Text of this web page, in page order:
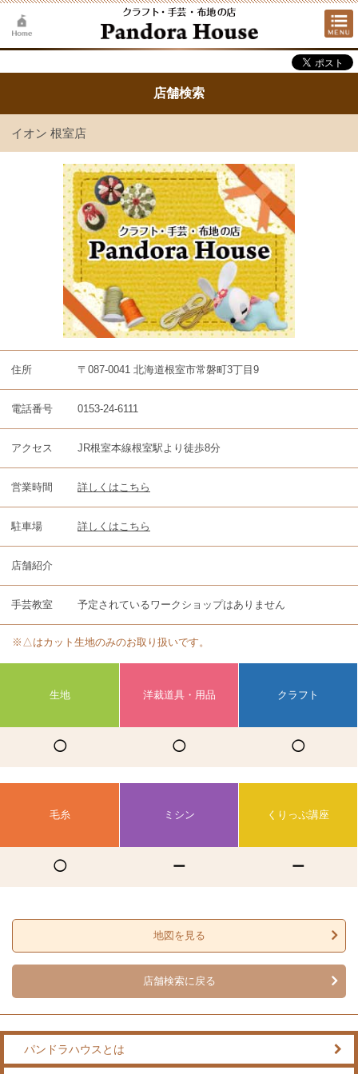
店舗検索
イオン 根室店
住所 〒087-0041 北海道根室市常磐町3丁目9
電話番号 0153-24-6111
アクセス JR根室本線根室駅より徒歩8分
営業時間 詳しくはこちら
駐車場 詳しくはこちら
店舗紹介
手芸教室 予定されているワークショップはありません
※△はカット生地のみのお取り扱いです。
生地 洋裁道具・用品 クラフト
◯ ◯ ◯
毛糸 ミシン くりっぷ講座
◯ ー ー
地図を見る
店舗検索に戻る
パンドラハウスとは